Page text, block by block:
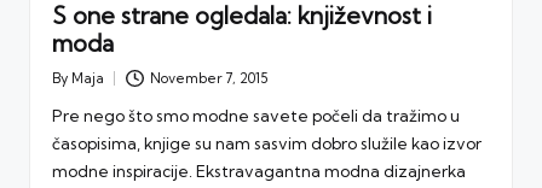
S one strane ogledala: književnost i
moda
Posted
By Maja November 7, 2015
Pre nego što smo modne savete počeli da tražimo u
časopisima, knjige su nam sasvim dobro služile kao izvor
modne inspiracije. Ekstravagantna modna dizajnerka